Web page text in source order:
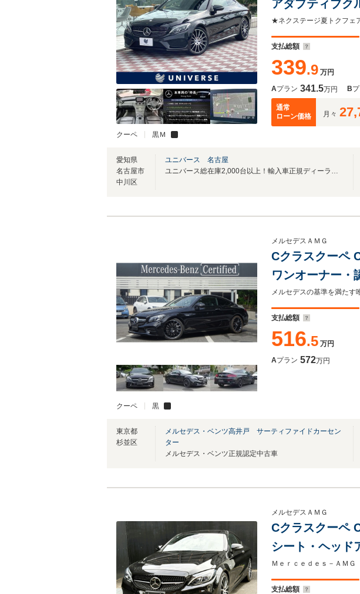
クーペ 黒Ｍ
アダプティブ
革シート パワ
ランプ ETC
支払総額
339.9 万円
Aプラン 341.5万円 B
通常
ローン価格
月々
愛知県
名古屋市
中川区
ユニバース 名古屋
ユニバース総在庫2,000台以上！輸入車正規ディーラー運営の安心感を！
クーペ 黒
メルセデスＡＭＧ
Cクラスクーペ
ワンオーナー・
メルセデスの基準を満たす
支払総額
516.5 万円
Aプラン 572万円
東京都
杉並区
メルセデス・ベンツ高井戸 サーティファイドカーセン
ター
メルセデス・ベンツ正規認定中古車
メルセデスＡＭＧ
Cクラスクーペ
シート・ヘッド
ランクリッド・
ム・スピーカー
Ｍｅｒｃｅｄｅｓ－ＡＭ
支払総額